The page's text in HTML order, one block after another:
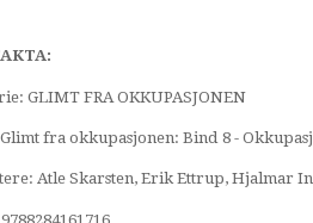
GLIMT FRA OKKUPASJONEN
fra okkupasjonen: Bind 8 -
Atle Skarsten, Erik Ettrup, Hjalmar